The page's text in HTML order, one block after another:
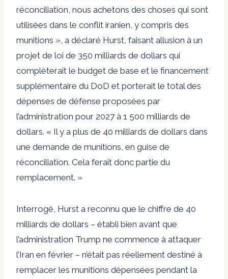
réconciliation, nous achetons des choses qui sont
utilisées dans le conflit iranien, y compris des
munitions », a déclaré Hurst, faisant allusion à un
projet de loi de 350 milliards de dollars qui
compléterait le budget de base et le financement
supplémentaire du DoD et porterait le total des
dépenses de défense proposées par
l’administration pour 2027 à 1 500 milliards de
dollars. « Il y a plus de 40 milliards de dollars dans
une demande de munitions, en guise de
réconciliation. Cela ferait donc partie du
remplacement. »
Interrogé, Hurst a reconnu que le chiffre de 40
milliards de dollars – établi bien avant que
l’administration Trump ne commence à attaquer
l’Iran en février – n’était pas réellement destiné à
remplacer les munitions dépensées pendant la